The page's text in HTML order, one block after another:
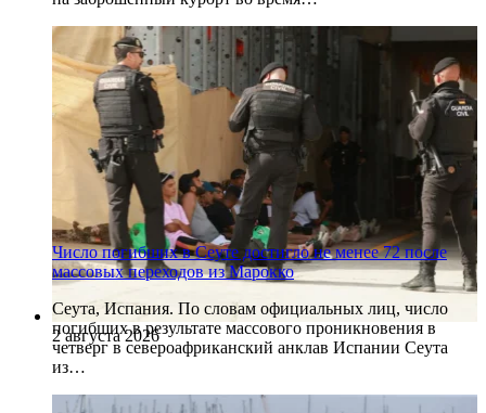
2 августа 2026
Число погибших в Сеуте достигло не менее 72 после
массовых переходов из Марокко
Сеута, Испания. По словам официальных лиц, число
погибших в результате массового проникновения в
четверг в североафриканский анклав Испании Сеута
из…